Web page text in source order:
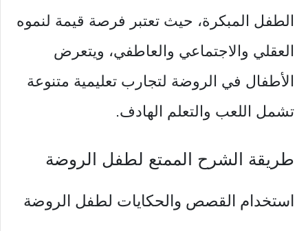
الطفل المبكرة، حيث تعتبر فرصة قيمة لنموه
العقلي والاجتماعي والعاطفي، ويتعرض
الأطفال في الروضة لتجارب تعليمية متنوعة
تشمل اللعب والتعلم الهادف.
طريقة الشرح الممتع لطفل الروضة
استخدام القصص والحكايات لطفل الروضة